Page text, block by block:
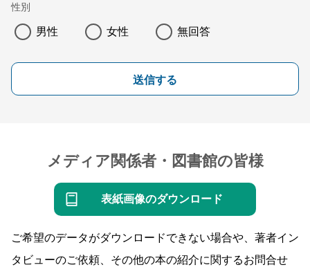
性別
男性 女性 無回答
送信する
メディア関係者・図書館の皆様
表紙画像のダウンロード
ご希望のデータがダウンロードできない場合や、著者イン
タビューのご依頼、その他の本の紹介に関するお問合せ